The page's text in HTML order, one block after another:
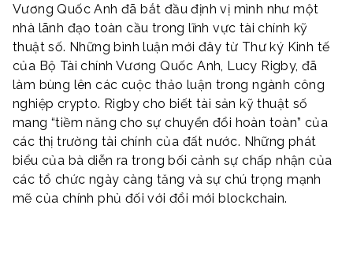
Vương Quốc Anh đã bắt đầu định vị mình như một
nhà lãnh đạo toàn cầu trong lĩnh vực tài chính kỹ
thuật số. Những bình luận mới đây từ Thư ký Kinh tế
của Bộ Tài chính Vương Quốc Anh, Lucy Rigby, đã
làm bùng lên các cuộc thảo luận trong ngành công
nghiệp crypto. Rigby cho biết tài sản kỹ thuật số
mang “tiềm năng cho sự chuyển đổi hoàn toàn” của
các thị trường tài chính của đất nước. Những phát
biểu của bà diễn ra trong bối cảnh sự chấp nhận của
các tổ chức ngày càng tăng và sự chú trọng mạnh
mẽ của chính phủ đối với đổi mới blockchain.